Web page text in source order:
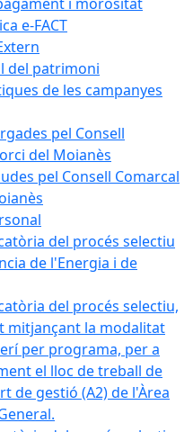
e-FACT
del patrimoni
de les campanyes
pel Consell
del Moianès
pel Consell Comarcal
del procés selectiu
de l'Energia i de
del procés selectiu,
mitjançant la modalitat
per programa, per a
el lloc de treball de
de gestió (A2) de l'Àrea